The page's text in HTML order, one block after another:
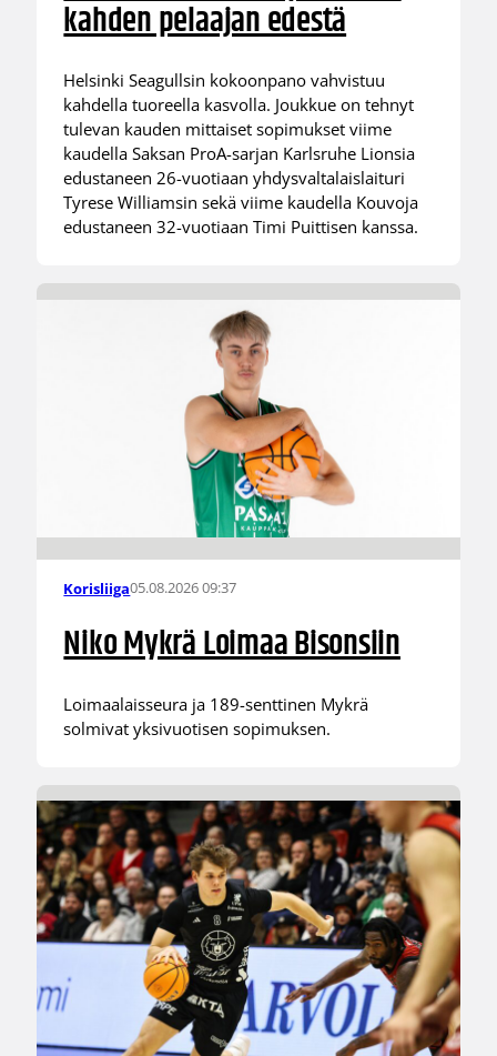
kahden pelaajan edestä
Helsinki Seagullsin kokoonpano vahvistuu
kahdella tuoreella kasvolla. Joukkue on tehnyt
tulevan kauden mittaiset sopimukset viime
kaudella Saksan ProA-sarjan Karlsruhe Lionsia
edustaneen 26-vuotiaan yhdysvaltalaislaituri
Tyrese Williamsin sekä viime kaudella Kouvoja
edustaneen 32-vuotiaan Timi Puittisen kanssa.
Korisliiga05.08.2026 09:37
Niko Mykrä Loimaa Bisonsiin
Loimaalaisseura ja 189-senttinen Mykrä
solmivat yksivuotisen sopimuksen.